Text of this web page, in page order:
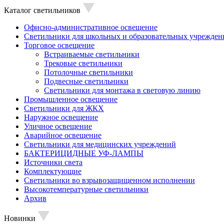
Каталог светильников
Офисно-административное освещение
Светильники для школьных и образовательных
Торговое освещение
Встраиваемые светильники
Трековые светильники
Потолочные светильники
Подвесные светильники
Светильники для монтажа в световую линию
Промышленное освещение
Светильники для ЖКХ
Наружное освещение
Уличное освещение
Аварийное освещение
Светильники для медицинских учреждений
БАКТЕРИЦИДНЫЕ УФ-ЛАМПЫ
Источники света
Комплектующие
Светильники во взрывозащищенном исполнении
Высокотемпературные светильники
Архив
Новинки